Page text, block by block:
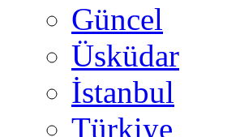
Güncel
Üsküdar
İstanbul
Türkiye